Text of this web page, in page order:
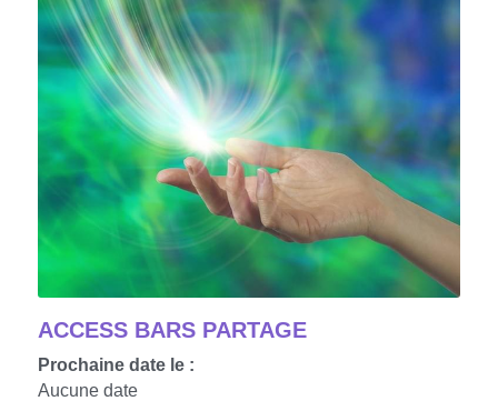
ACCESS BARS PARTAGE
Prochaine date le :
Aucune date